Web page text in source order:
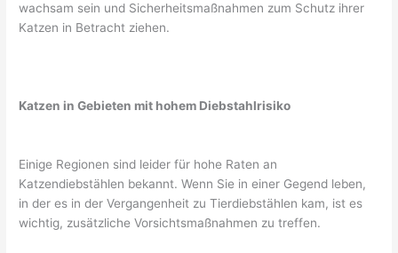
wachsam sein und Sicherheitsmaßnahmen zum Schutz ihrer
Katzen in Betracht ziehen.
Katzen in Gebieten mit hohem Diebstahlrisiko
Einige Regionen sind leider für hohe Raten an
Katzendiebstählen bekannt. Wenn Sie in einer Gegend leben,
in der es in der Vergangenheit zu Tierdiebstählen kam, ist es
wichtig, zusätzliche Vorsichtsmaßnahmen zu treffen.